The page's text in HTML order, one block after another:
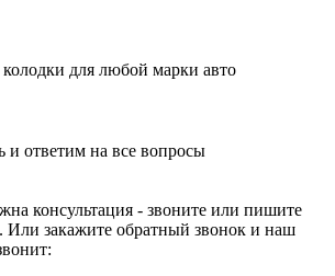
для любой марки авто
ответим на все вопросы
консультация - звоните или пишите
Или закажите обратный звонок и наш